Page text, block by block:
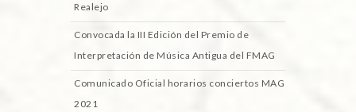
Realejo
Convocada la III Edición del Premio de
Interpretación de Música Antigua del FMAG
Comunicado Oficial horarios conciertos MAG
2021